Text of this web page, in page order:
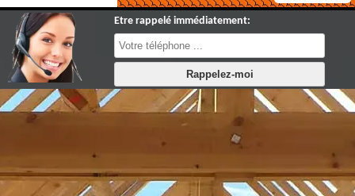
Etre rappelé immédiatement: